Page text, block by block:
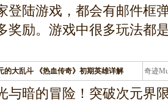
登陆游戏，都会有邮件框
奖励。游戏中很多玩法都
的大乱斗 《热血传奇》初期英雄详解 奇迹
条
与暗的冒险！突破次元界